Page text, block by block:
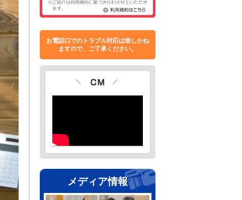
お電話口でのトラブル対応は致しかね
ますので、ご了承ください。
メディア情報